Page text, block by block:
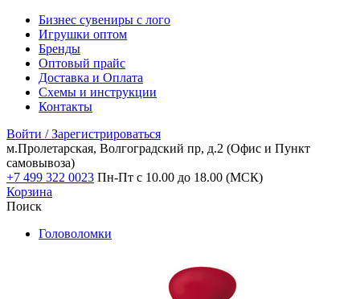
Бизнес сувениры с лого
Игрушки оптом
Бренды
Оптовый прайс
Доставка и Оплата
Схемы и инструкции
Контакты
Войти / Зарегистрироваться
м.Пролетарская, Волгоградский пр, д.2 (Офис и Пункт
самовывоза)
+7 499 322 0023 Пн-Пт с 10.00 до 18.00 (МСК)
Корзина
Поиск
Головоломки